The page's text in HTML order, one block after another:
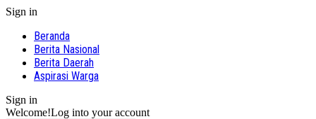
Sign in
Beranda
Berita Nasional
Berita Daerah
Aspirasi Warga
Sign in
Welcome!Log into your account